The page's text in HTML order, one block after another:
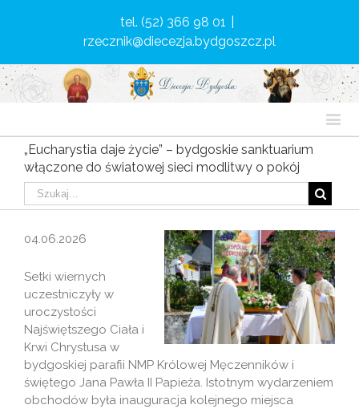
tel. (52) 366 98 01
rzecznik@diecezja.bydgoszcz.pl
„Eucharystia daje życie” – bydgoskie sanktuarium
włączone do światowej sieci modlitwy o pokój
04.06.2026
Setki wiernych
uczestniczyły w
uroczystości
Najświętszego Ciała i
Krwi Chrystusa w
bydgoskiej parafii NMP Królowej Męczenników i
świętego Jana Pawła II Papieża. Istotnym wydarzeniem
obchodów była inauguracja kolejnego miejsca